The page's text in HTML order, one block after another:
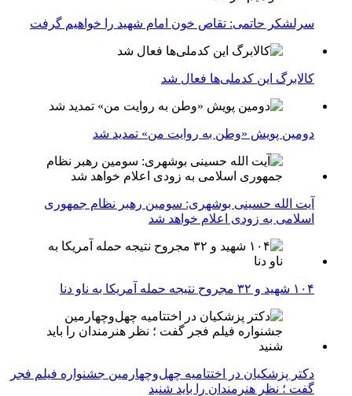
سرلشکر حاتمی: تقاص خون امام شهید را خواهیم گرفت
کالابرگ این کدملی‌ها فعال شد
دومین پویش «وطن به روایت من» تمدید شد
آیت الله حسینی بوشهری: سومین رهبر نظام جمهوری
اسلامی به زودی اعلام خواهد شد
۱۰۴ شهید و ۳۲ مجروح نتیجه حمله آمریکا به ناو دنا
دکتر پزشکیان در اختتامیه چهل‌وچهارمین جشنواره فیلم فجر
گفت ؛ نظر هنرمندان را باید شنید